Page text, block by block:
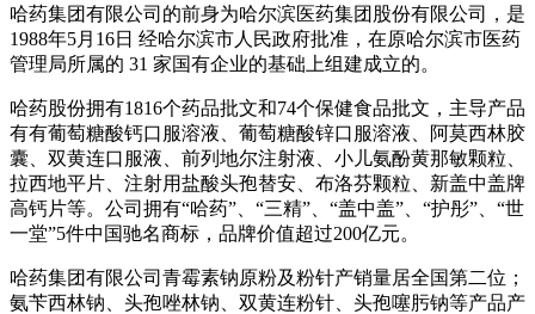
哈药集团有限公司的前身为哈尔滨医药集团股份有限公司，是
1988年5月16日 经哈尔滨市人民政府批准，在原哈尔滨市医药
管理局所属的 31 家国有企业的基础上组建成立的。
哈药股份拥有1816个药品批文和74个保健食品批文，主导产品
有有葡萄糖酸钙口服溶液、葡萄糖酸锌口服溶液、阿莫西林胶
囊、双黄连口服液、前列地尔注射液、小儿氨酚黄那敏颗粒、
拉西地平片、注射用盐酸头孢替安、布洛芬颗粒、新盖中盖牌
高钙片等。公司拥有“哈药”、“三精”、“盖中盖”、“护彤”、“世
一堂”5件中国驰名商标，品牌价值超过200亿元。
哈药集团有限公司青霉素钠原粉及粉针产销量居全国第二位；
氨苄西林钠、头孢唑林钠、双黄连粉针、头孢噻肟钠等产品产